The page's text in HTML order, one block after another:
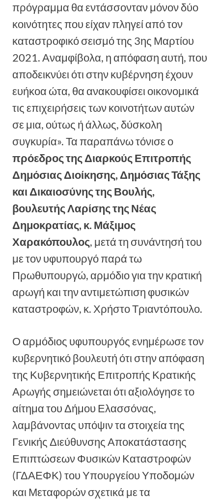
πρόγραμμα θα εντάσσονταν μόνον δύο
κοινότητες που είχαν πληγεί από τον
καταστροφικό σεισμό της 3ης Μαρτίου
2021. Αναμφίβολα, η απόφαση αυτή, που
αποδεικνύει ότι στην κυβέρνηση έχουν
ευήκοα ώτα, θα ανακουφίσει οικονομικά
τις επιχειρήσεις των κοινοτήτων αυτών
σε μια, ούτως ή άλλως, δύσκολη
συγκυρία». Τα παραπάνω τόνισε ο
πρόεδρος της Διαρκούς Επιτροπής
Δημόσιας Διοίκησης, Δημόσιας Τάξης
και Δικαιοσύνης της Βουλής,
βουλευτής Λαρίσης της Νέας
Δημοκρατίας, κ. Μάξιμος
Χαρακόπουλος, μετά τη συνάντησή του
με τον υφυπουργό παρά τω
Πρωθυπουργώ, αρμόδιο για την κρατική
αρωγή και την αντιμετώπιση φυσικών
καταστροφών, κ. Χρήστο Τριαντόπουλο.
Ο αρμόδιος υφυπουργός ενημέρωσε τον
κυβερνητικό βουλευτή ότι στην απόφαση
της Κυβερνητικής Επιτροπής Κρατικής
Αρωγής σημειώνεται ότι αξιολόγησε το
αίτημα του Δήμου Ελασσόνας,
λαμβάνοντας υπόψιν τα στοιχεία της
Γενικής Διεύθυνσης Αποκατάστασης
Επιπτώσεων Φυσικών Καταστροφών
(ΓΔΑΕΦΚ) του Υπουργείου Υποδομών
και Μεταφορών σχετικά με τα